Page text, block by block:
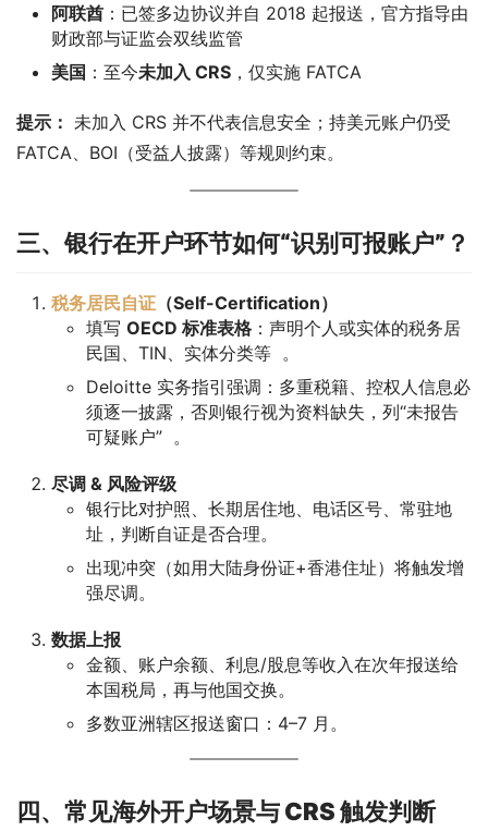
阿联酋 ：已签多边协议并自 2018 起报送，官方指导由
财政部与证监会双线监管
美国 ：至今未加入 CRS ，仅实施 FATCA
提示： 未加入 CRS 并不代表信息安全；持美元账户仍受
FATCA、BOI（受益人披露）等规则约束。
三、银行在开户环节如何“识别可报账户”？
税务居民自证 （Self-Certification）
填写 OECD 标准表格 ：声明个人或实体的税务居
民国、TIN、实体分类等 。
Deloitte 实务指引强调：多重税籍、控权人信息必
须逐一披露，否则银行视为资料缺失，列“未报告
可疑账户” 。
尽调 & 风险评级
银行比对护照、长期居住地、电话区号、常驻地
址，判断自证是否合理。
出现冲突（如用大陆身份证+香港住址）将触发增
强尽调。
数据上报
金额、账户余额、利息/股息等收入在次年报送给
本国税局，再与他国交换。
多数亚洲辖区报送窗口：4–7 月。
四、常见海外开户场景与 CRS 触发判断